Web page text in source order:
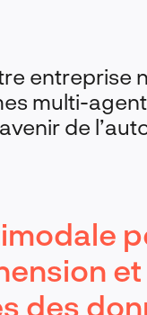
entreprise
multi-
de
des